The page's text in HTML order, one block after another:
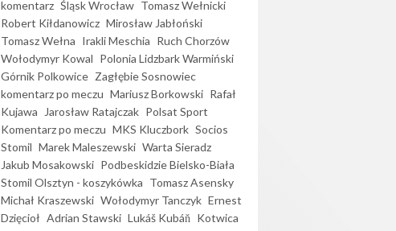
komentarz Śląsk Wrocław Tomasz Wełnicki
Robert Kiłdanowicz Mirosław Jabłoński
Tomasz Wełna Irakli Meschia Ruch Chorzów
Wołodymyr Kowal Polonia Lidzbark Warmiński
Górnik Polkowice Zagłębie Sosnowiec
komentarz po meczu Mariusz Borkowski Rafał
Kujawa
Jarosław Ratajczak Polsat Sport
Komentarz po meczu MKS Kluczbork Socios
Stomil Marek Maleszewski Warta Sieradz
Jakub Mosakowski Podbeskidzie Bielsko-Biała
Stomil Olsztyn - koszykówka Tomasz Asensky
Michał Kraszewski Wołodymyr Tanczyk Ernest
Dzięcioł Adrian Stawski Lukáš Kubáň Kotwica